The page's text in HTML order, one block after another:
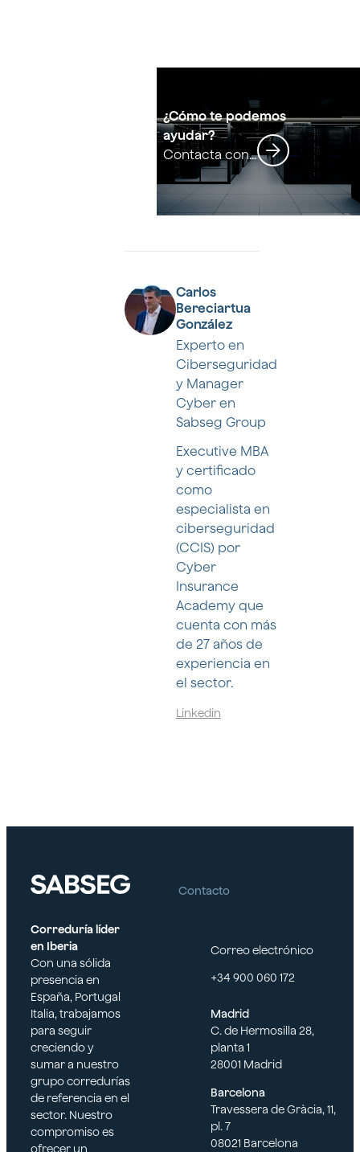
¿Cómo te podemos
ayudar?
Contacta con
nuestros
especialistas
Carlos
Bereciartua
González
Experto en
Ciberseguridad
y Manager
Cyber en
Sabseg Group
Executive MBA
y certificado
como
especialista en
ciberseguridad
(CCIS) por
Cyber
Insurance
Academy que
cuenta con más
de 27 años de
experiencia en
el sector.
Linkedin
Correduría líder
en Iberia
Con una sólida
presencia en
España, Portugal
Italia, trabajamos
para seguir
creciendo y
sumar a nuestro
grupo corredurías
de referencia en el
sector. Nuestro
compromiso es
ofrecer un
Contacto
Correo electrónico
+34 900 060 172
Madrid
C. de Hermosilla 28,
planta 1
28001 Madrid
Barcelona
Travessera de Gràcia, 11,
pl. 7
08021 Barcelona